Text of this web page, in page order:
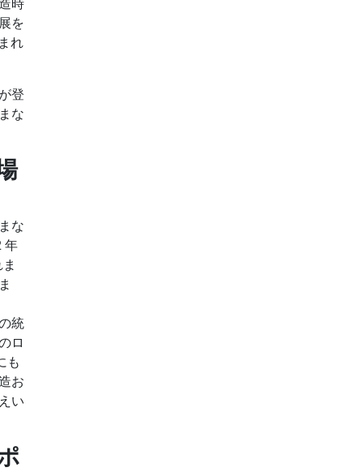
を
れ
登
な
な
年
統
ロ
も
お
い